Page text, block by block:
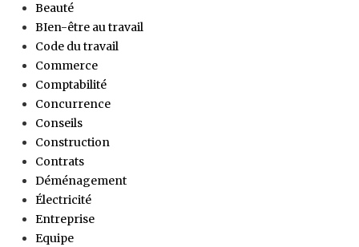
Beauté
BIen-être au travail
Code du travail
Commerce
Comptabilité
Concurrence
Conseils
Construction
Contrats
Déménagement
Électricité
Entreprise
Equipe